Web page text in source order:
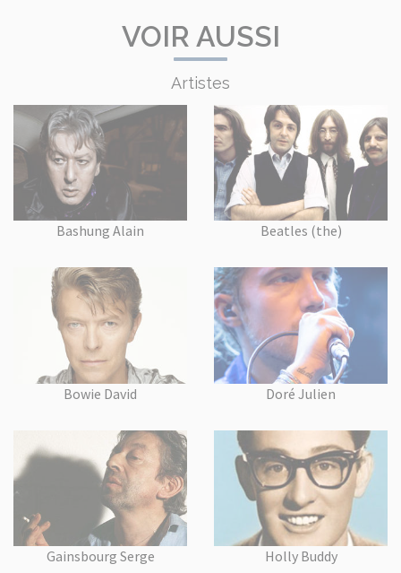
VOIR AUSSI
Artistes
Bashung Alain Beatles (the)
Bowie David Doré Julien
Gainsbourg Serge Holly Buddy